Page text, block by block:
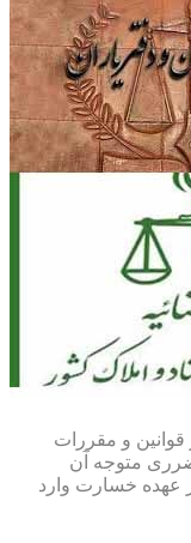
قوانین و مقررات
ضرری متوجه آن
عهده خسارت وارد